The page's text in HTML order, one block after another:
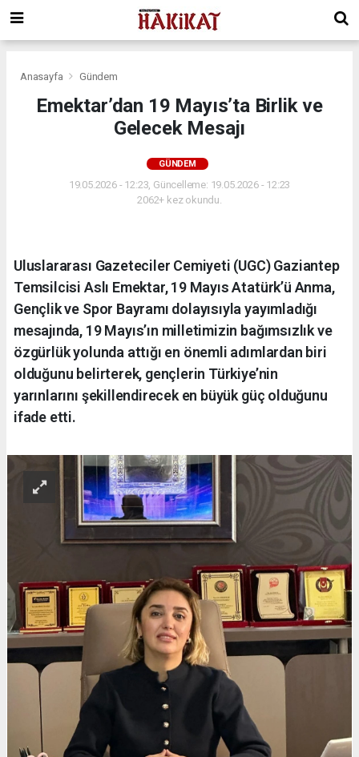
Anasayfa Gündem
Emektar’dan 19 Mayıs’ta Birlik ve
Gelecek Mesajı
GÜNDEM
19.05.2026 - 12:23, Güncelleme: 19.05.2026 - 12:23
2062+ kez okundu.
Uluslararası Gazeteciler Cemiyeti (UGC) Gaziantep
Temsilcisi Aslı Emektar, 19 Mayıs Atatürk’ü Anma,
Gençlik ve Spor Bayramı dolayısıyla yayımladığı
mesajında, 19 Mayıs’ın milletimizin bağımsızlık ve
özgürlük yolunda attığı en önemli adımlardan biri
olduğunu belirterek, gençlerin Türkiye’nin
yarınlarını şekillendirecek en büyük güç olduğunu
ifade etti.